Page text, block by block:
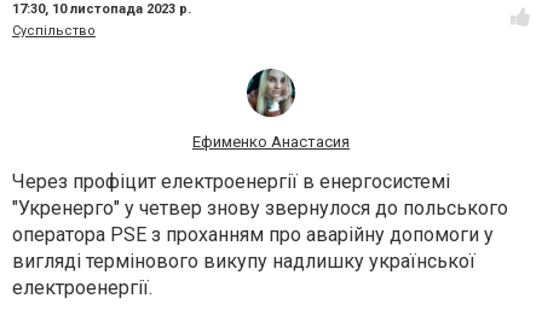
17:30, 10 листопада 2023 р.
Суспільство
Ефименко Анастасия
Через профіцит електроенергії в енергосистемі
"Укренерго" у четвер знову звернулося до польського
оператора PSE з проханням про аварійну допомоги у
вигляді термінового викупу надлишку української
електроенергії.